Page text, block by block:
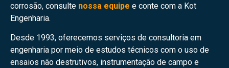
corrosão, consulte nossa equipe e conte com a Kot
Engenharia.
Desde 1993, oferecemos serviços de consultoria em
engenharia por meio de estudos técnicos com o uso de
ensaios não destrutivos, instrumentação de campo e